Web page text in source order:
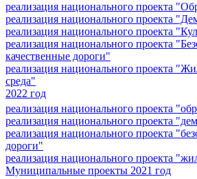
реализация национального проекта
реализация национального проекта
реализация национального проекта
реализация национального проекта
качественные дороги"
реализация национального проекта
среда"
2022 год
реализация национального проекта
реализация национального проекта
реализация национального проекта
дороги"
реализация национального проекта
Муниципальные проекты 2021 год